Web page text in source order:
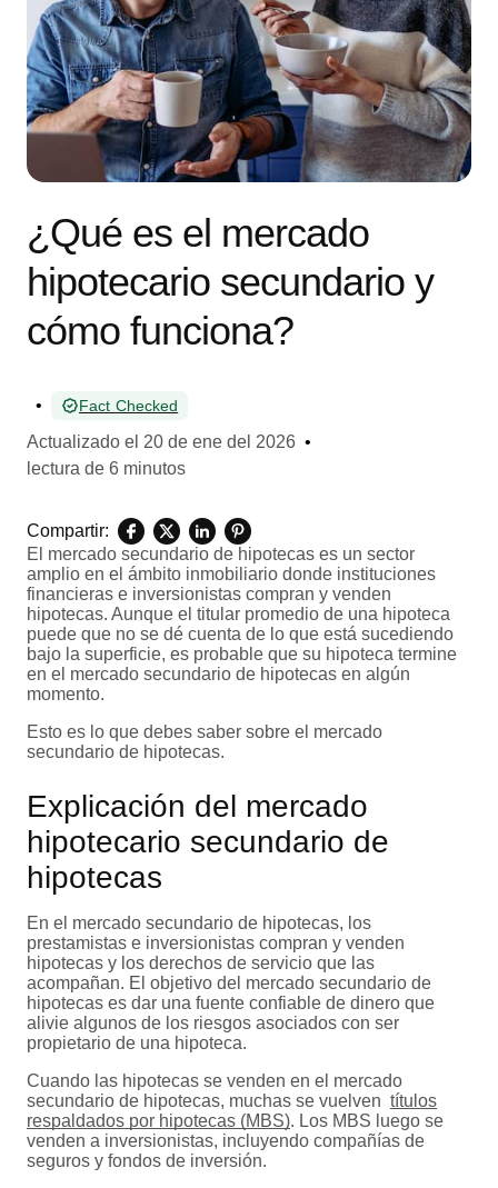
¿Qué es el mercado
hipotecario secundario y
cómo funciona?
• Fact Checked
Actualizado el 20 de ene del 2026 •
lectura de 6 minutos
Compartir:
El mercado secundario de hipotecas es un sector
amplio en el ámbito inmobiliario donde instituciones
financieras e inversionistas compran y venden
hipotecas. Aunque el titular promedio de una hipoteca
puede que no se dé cuenta de lo que está sucediendo
bajo la superficie, es probable que su hipoteca termine
en el mercado secundario de hipotecas en algún
momento.
Esto es lo que debes saber sobre el mercado
secundario de hipotecas.
Explicación del mercado
hipotecario secundario de
hipotecas
En el mercado secundario de hipotecas, los
prestamistas e inversionistas compran y venden
hipotecas y los derechos de servicio que las
acompañan. El objetivo del mercado secundario de
hipotecas es dar una fuente confiable de dinero que
alivie algunos de los riesgos asociados con ser
propietario de una hipoteca.
Cuando las hipotecas se venden en el mercado
secundario de hipotecas, muchas se vuelven títulos
respaldados por hipotecas (MBS). Los MBS luego se
venden a inversionistas, incluyendo compañías de
seguros y fondos de inversión.